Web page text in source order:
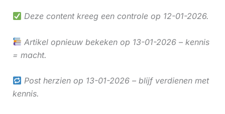
Deze content kreeg een controle op 12-01-2026.
Artikel opnieuw bekeken op 13-01-2026 – kennis
= macht.
Post herzien op 13-01-2026 – blijf verdienen met
kennis.